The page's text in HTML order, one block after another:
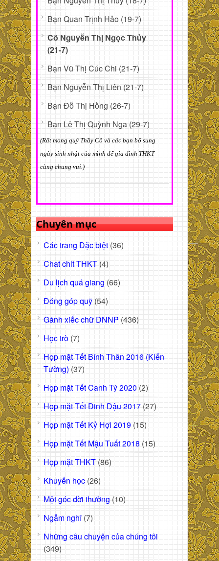
Bạn Quan Trịnh Hảo (19-7)
Cô Nguyễn Thị Ngọc Thủy
(21-7)
Bạn Vũ Thị Cúc Chi (21-7)
Bạn Nguyễn Thị Liên (21-7)
Bạn Đỗ Thị Hồng (26-7)
Bạn Lê Thị Quỳnh Nga (29-7)
(Rất mong quý Thầy Cô và các bạn bổ sung
ngày sinh nhật của mình để gia đình THKT
cùng chung vui.)
Chuyên mục
Các trang Đặc biệt (36)
Chat chit THKT (4)
Du lịch quá giang (66)
Đóng góp quỹ (54)
Gánh xiếc chữ DNNP (436)
Học trò (7)
Họp mặt Tết Bính Thân 2016 (Kiến
Tường) (37)
Họp mặt Tết Canh Tý 2020 (2)
Họp mặt Tết Đinh Dậu 2017 (27)
Họp mặt Tết Kỷ Hợi 2019 (15)
Họp mặt Tết Mậu Tuất 2018 (15)
Họp mặt THKT (86)
Khuyến học (26)
Một góc đời thường (10)
Ngẫm nghĩ(7)
Những câu chuyện của chúng tôi
(349)